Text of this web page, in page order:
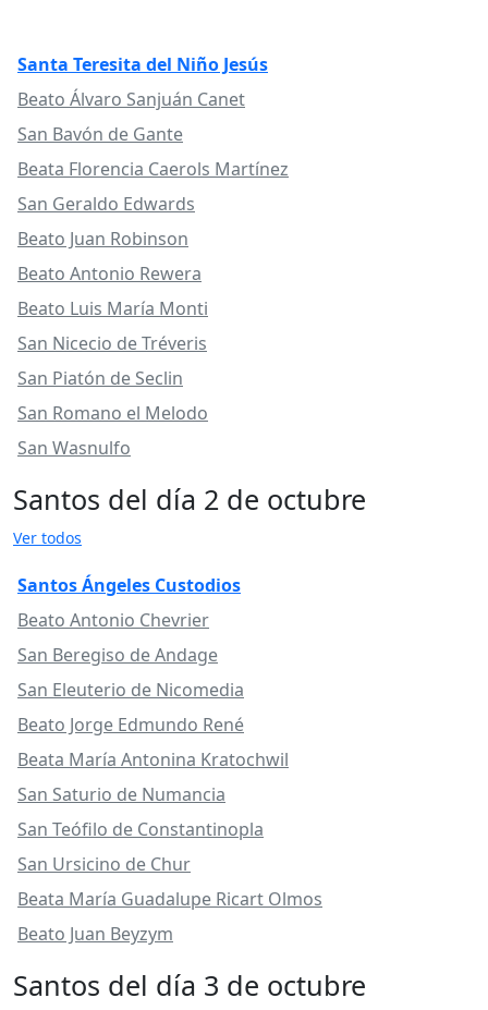
Santa Teresita del Niño Jesús
Beato Álvaro Sanjuán Canet
San Bavón de Gante
Beata Florencia Caerols Martínez
San Geraldo Edwards
Beato Juan Robinson
Beato Antonio Rewera
Beato Luis María Monti
San Nicecio de Tréveris
San Piatón de Seclin
San Romano el Melodo
San Wasnulfo
Santos del día 2 de octubre
Ver todos
Santos Ángeles Custodios
Beato Antonio Chevrier
San Beregiso de Andage
San Eleuterio de Nicomedia
Beato Jorge Edmundo René
Beata María Antonina Kratochwil
San Saturio de Numancia
San Teófilo de Constantinopla
San Ursicino de Chur
Beata María Guadalupe Ricart Olmos
Beato Juan Beyzym
Santos del día 3 de octubre